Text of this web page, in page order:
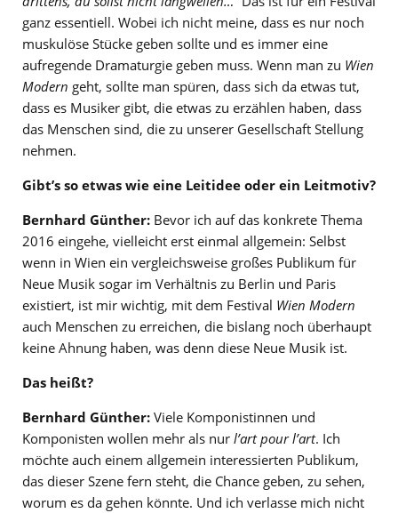
ganz essentiell. Wobei ich nicht meine, dass es nur noch
muskulöse Stücke geben sollte und es immer eine
aufregende Dramaturgie geben muss. Wenn man zu Wien
Modern geht, sollte man spüren, dass sich da etwas tut,
dass es Musiker gibt, die etwas zu erzählen haben, dass
das Menschen sind, die zu unserer Gesellschaft Stellung
nehmen.
Gibt’s so etwas wie eine Leitidee oder ein Leitmotiv?
Bernhard Günther: Bevor ich auf das konkrete Thema
2016 eingehe, vielleicht erst einmal allgemein: Selbst
wenn in Wien ein vergleichsweise großes Publikum für
Neue Musik sogar im Verhältnis zu Berlin und Paris
existiert, ist mir wichtig, mit dem Festival Wien Modern
auch Menschen zu erreichen, die bislang noch überhaupt
keine Ahnung haben, was denn diese Neue Musik ist.
Das heißt?
Bernhard Günther: Viele Komponistinnen und
Komponisten wollen mehr als nur l’art pour l’art. Ich
möchte auch einem allgemein interessierten Publikum,
das dieser Szene fern steht, die Chance geben, zu sehen,
worum es da gehen könnte. Und ich verlasse mich nicht